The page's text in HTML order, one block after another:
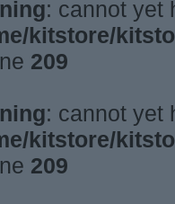
: cannot yet
kitstore/
209
: cannot yet
kitstore/
209